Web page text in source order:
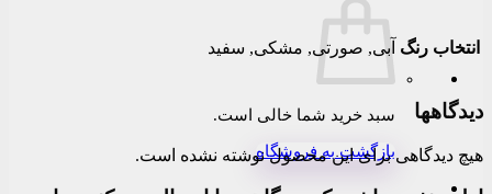
سبد خرید شما خالی است.
بازگشت به فروشگاه
انتخاب رنگ آبی, صورتی, مشکی, سفید
دیدگاهها
هیچ دیدگاهی برای این محصول نوشته نشده است.